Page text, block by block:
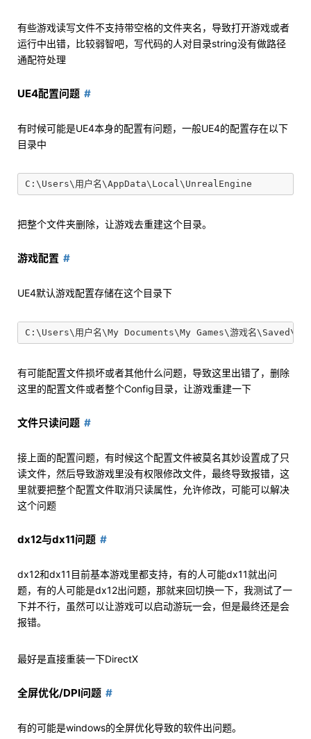
有些游戏读写文件不支持带空格的文件夹名，导致打开游戏或者
运行中出错，比较弱智吧，写代码的人对目录string没有做路径
通配符处理
UE4配置问题
有时候可能是UE4本身的配置有问题，一般UE4的配置存在以下
目录中
把整个文件夹删除，让游戏去重建这个目录。
游戏配置
UE4默认游戏配置存储在这个目录下
有可能配置文件损坏或者其他什么问题，导致这里出错了，删除
这里的配置文件或者整个Config目录，让游戏重建一下
文件只读问题
接上面的配置问题，有时候这个配置文件被莫名其妙设置成了只
读文件，然后导致游戏里没有权限修改文件，最终导致报错，这
里就要把整个配置文件取消只读属性，允许修改，可能可以解决
这个问题
dx12与dx11问题
dx12和dx11目前基本游戏里都支持，有的人可能dx11就出问
题，有的人可能是dx12出问题，那就来回切换一下，我测试了一
下并不行，虽然可以让游戏可以启动游玩一会，但是最终还是会
报错。
最好是直接重装一下DirectX
全屏优化/DPI问题
有的可能是windows的全屏优化导致的软件出问题。